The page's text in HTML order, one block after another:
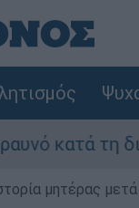
διάρκεια
μητέρας